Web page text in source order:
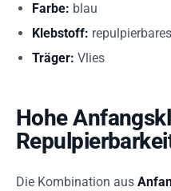
Farbe: blau
Klebstoff:
Träger: Vlies
Hohe
Die Kombination aus